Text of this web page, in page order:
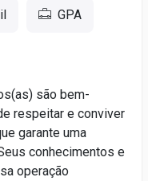
GPA
são bem-
respeitar e conviver
garante uma
conhecimentos e
operação